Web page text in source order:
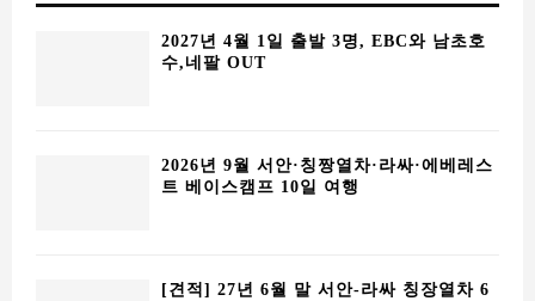
2027년 4월 1일 출발 3명, EBC와 남초호
수,네팔 OUT
2026년 9월 서안·칭짱열차·라싸·에베레스
트 베이스캠프 10일 여행
[견적] 27년 6월 말 서안-라싸 칭장열차 6